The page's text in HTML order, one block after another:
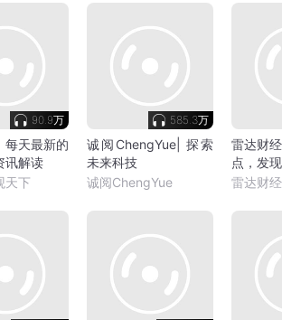
90.9万
每天最新的
讯解读
天下
585.3万
诚阅ChengYue| 探索
未来科技
诚阅ChengYue
雷达财
点，发
雷达财经